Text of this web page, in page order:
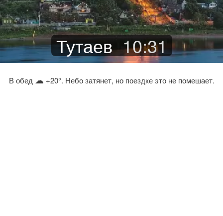
Тутаев 10:31
В обед ☁ +20°. Небо затянет, но поездке это не помешает.